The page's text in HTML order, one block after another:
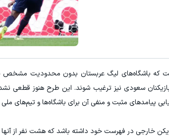
که باشگاه‌های لیگ عربستان بدون محدودیت مشخص
سعودی نیز ترغیب شوند. این طرح هنوز قطعی
پیامدهای مثبت و منفی آن برای باشگاه‌ها و تیم‌های
فعلی، هر تیم لیگ حرفه‌ای عربستان می‌تواند ۱۰ بازیکن خارجی در فهرست خود داشته